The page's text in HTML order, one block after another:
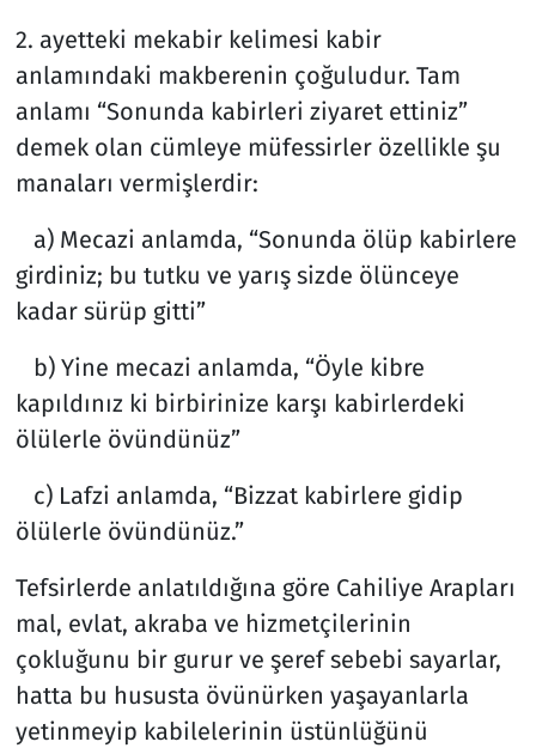
2. ayetteki mekabir kelimesi kabir
anlamındaki makberenin çoğuludur. Tam
anlamı “Sonunda kabirleri ziyaret ettiniz”
demek olan cümleye müfessirler özellikle şu
manaları vermişlerdir:
a) Mecazi anlamda, “Sonunda ölüp kabirlere
girdiniz; bu tutku ve yarış sizde ölünceye
kadar sürüp gitti”
b) Yine mecazi anlamda, “Öyle kibre
kapıldınız ki birbirinize karşı kabirlerdeki
ölülerle övündünüz”
c) Lafzi anlamda, “Bizzat kabirlere gidip
ölülerle övündünüz.”
Tefsirlerde anlatıldığına göre Cahiliye Arapları
mal, evlat, akraba ve hizmetçilerinin
çokluğunu bir gurur ve şeref sebebi sayarlar,
hatta bu hususta övünürken yaşayanlarla
yetinmeyip kabilelerinin üstünlüğünü